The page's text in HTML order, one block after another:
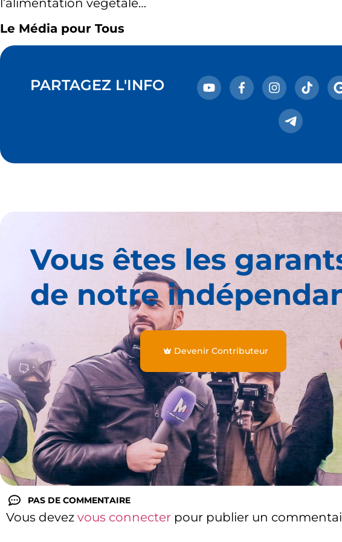
Le Média pour Tous
PARTAGEZ L'INFO
Vous êtes les
de notre
Devenir Contributeur
PAS DE COMMENTAIRE
Vous devez vous connecter pour publier un